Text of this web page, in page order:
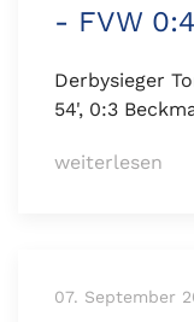
- FVW
Derbysieger
54', 0:3
weiterlesen
07. September